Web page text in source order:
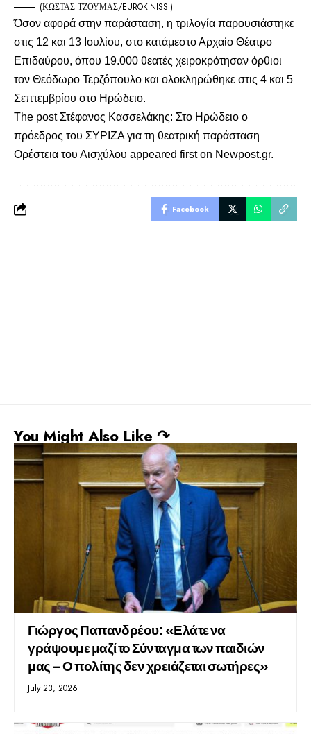
(ΚΩΣΤΑΣ ΤΖΟΥΜΑΣ/EUROKINISSI)
Όσον αφορά στην παράσταση, η τριλογία παρουσιάστηκε
στις 12 και 13 Ιουλίου, στο κατάμεστο Αρχαίο Θέατρο
Επιδαύρου, όπου 19.000 θεατές χειροκρότησαν όρθιοι
τον Θεόδωρο Τερζόπουλο και ολοκληρώθηκε στις 4 και 5
Σεπτεμβρίου στο Ηρώδειο.
The post Στέφανος Κασσελάκης: Στο Ηρώδειο ο
πρόεδρος του ΣΥΡΙΖΑ για τη θεατρική παράσταση
Ορέστεια του Αισχύλου appeared first on Newpost.gr.
Facebook
You Might Also Like ↷
Γιώργος Παπανδρέου: «Ελάτε να
γράψουμε μαζί το Σύνταγμα των παιδιών
μας – Ο πολίτης δεν χρειάζεται σωτήρες»
July 23, 2026